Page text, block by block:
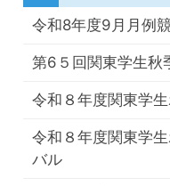
令和8年度9月月例
第6５回関東学生秋
令和８年度関東学
令和８年度関東学
バル